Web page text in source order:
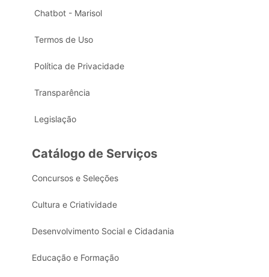
Chatbot - Marisol
Termos de Uso
Política de Privacidade
Transparência
Legislação
Catálogo de Serviços
Concursos e Seleções
Cultura e Criatividade
Desenvolvimento Social e Cidadania
Educação e Formação